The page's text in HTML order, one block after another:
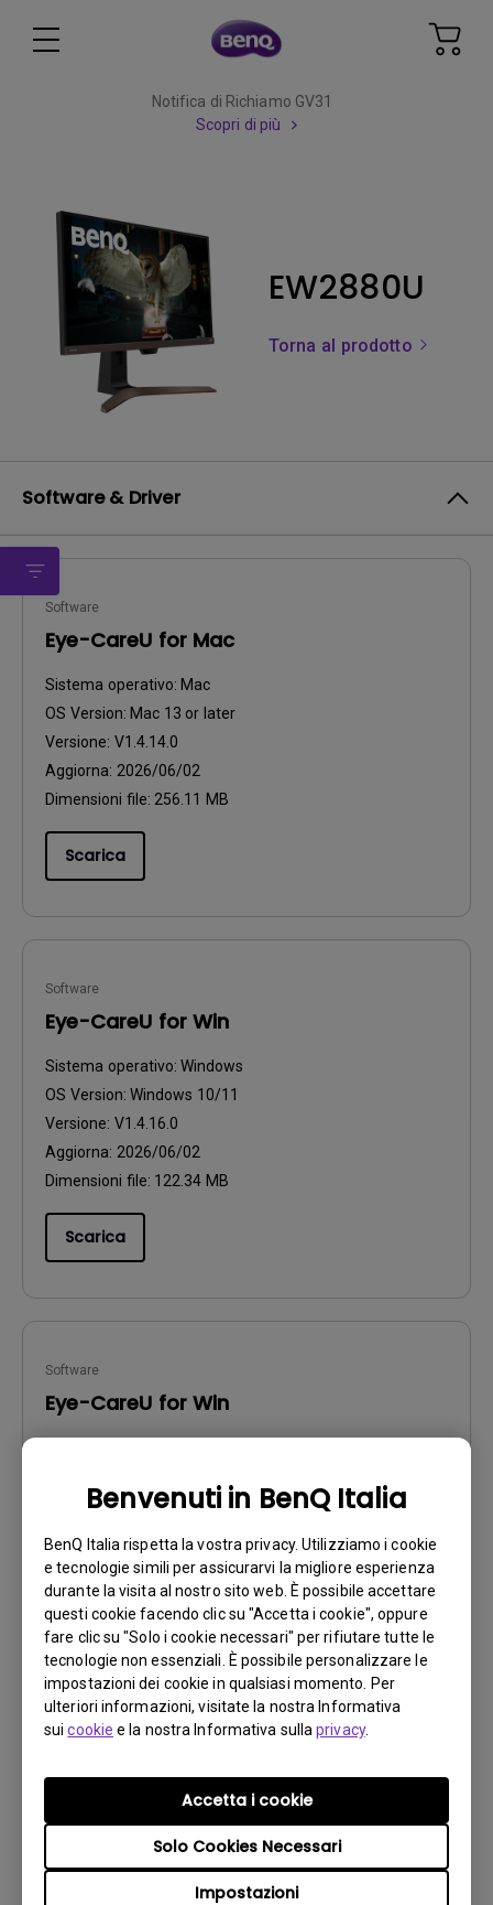
Benvenuti in BenQ Italia
BenQ Italia rispetta la vostra privacy. Utilizziamo i cookie
e tecnologie simili per assicurarvi la migliore esperienza
durante la visita al nostro sito web. È possibile accettare
questi cookie facendo clic su "Accetta i cookie", oppure
fare clic su "Solo i cookie necessari" per rifiutare tutte le
tecnologie non essenziali. È possibile personalizzare le
impostazioni dei cookie in qualsiasi momento. Per
ulteriori informazioni, visitate la nostra Informativa
suicookie e la nostra Informativa sullaprivacy.
Impostazioni
Solo Cookies Necessari
Accetta i cookie
Notifica di Richiamo GV31
Scopri di più
EW2880U
Torna al prodotto
Software & Driver
Software
Eye-CareU for Mac
Sistema operativo: Mac
OS Version: Mac 13 or later
Versione: V1.4.14.0
Aggiorna: 2026/06/02
Dimensioni file: 256.11 MB
Scarica
Software
Eye-CareU for Win
Sistema operativo: Windows
OS Version: Windows 10/11
Versione: V1.4.16.0
Aggiorna: 2026/06/02
Dimensioni file: 122.34 MB
Scarica
Software
Eye-CareU for Win
Versione:V1.1.12.0
Dimensioni file:117.02 MB
Scarica
Eye-CareU for Mac
Sistema operativo:Mac
Mac 13 or later